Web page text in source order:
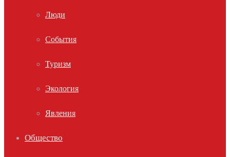
Люди
События
Туризм
Экология
Явления
Общество